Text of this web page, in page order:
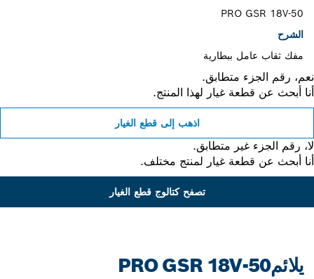
PRO GSR 18V-50
الشرح
مفك ثقاب عامل ببطارية
رقم الجزء متطابق.
أبحث عن قطعة غيار لهذا المنتج.
اذهب إلى قطع الغيار
رقم الجزء غير متطابق.
أبحث عن قطعة غيار لمنتج مختلف.
تصفح كتالوج قطع الغيار
يلائمPRO GSR 18V-50